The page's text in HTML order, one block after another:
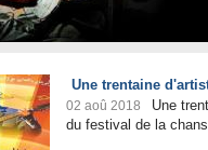
Une trentaine
02 aoû 2018
Une
du festival de la